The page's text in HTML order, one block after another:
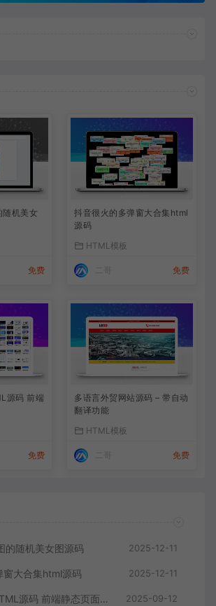
机美女
免费
抖音很火的多弹窗大合集html
源码
HTML模板
免费
源码 前端
免费
多语言外贸网站源码 – 带自动
翻译功能
HTML模板
免费
的随机美女图源码 2025-12-11
窗大合集html源码 2025-12-11
100多套官网HTML源码 前端静态页面源码 2025-09-12